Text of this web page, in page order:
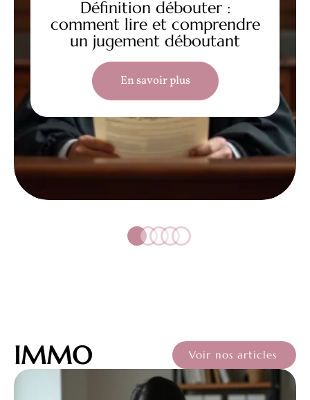
Définition débouter :
comment lire et comprendre
un jugement déboutant
En savoir plus
IMMO Voir nos articles